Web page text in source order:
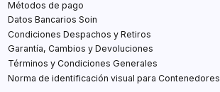
Métodos de pago
Datos Bancarios Soin
Condiciones Despachos y Retiros
Garantía, Cambios y Devoluciones
Términos y Condiciones Generales
Norma de identificación visual para Contenedores